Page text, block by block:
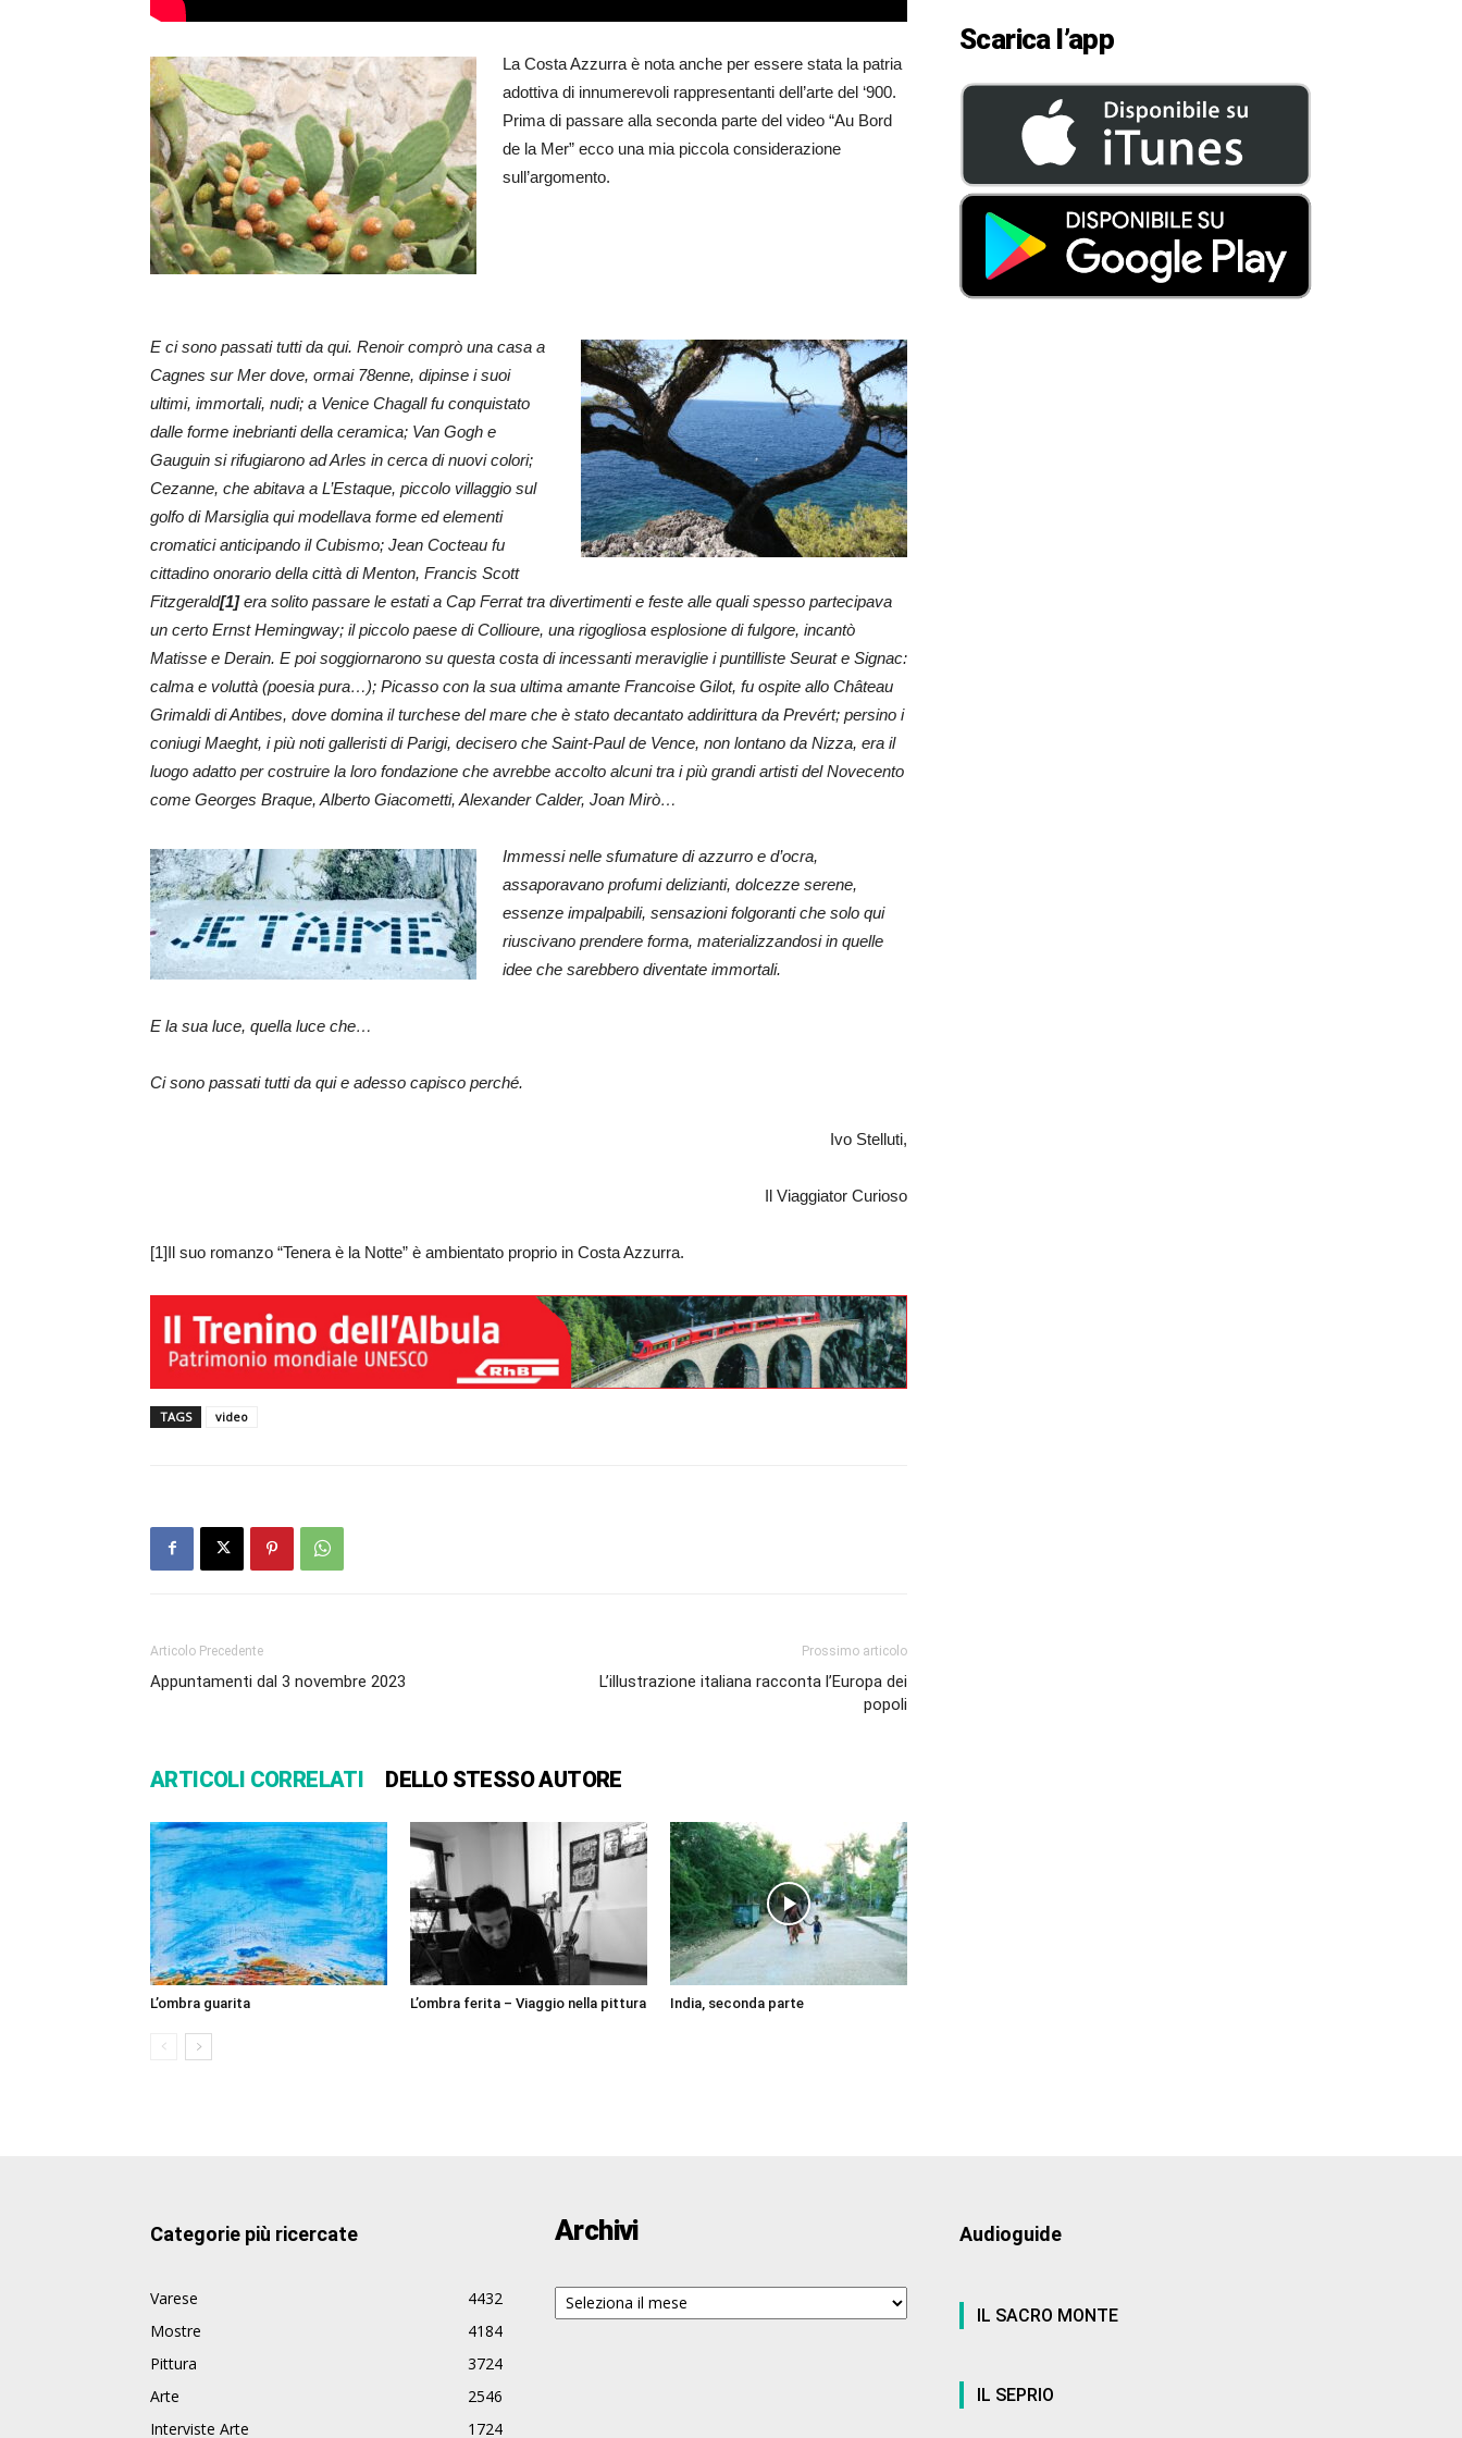
La Costa Azzurra è nota anche per essere stata la patria
adottiva di innumerevoli rappresentanti dell’arte del ‘900.
Prima di passare alla seconda parte del video “Au Bord
de la Mer” ecco una mia piccola considerazione
sull’argomento.
E ci sono passati tutti da qui. Renoir comprò una casa a
Cagnes sur Mer dove, ormai 78enne, dipinse i suoi
ultimi, immortali, nudi; a Venice Chagall fu conquistato
dalle forme inebrianti della ceramica; Van Gogh e
Gauguin si rifugiarono ad Arles in cerca di nuovi colori;
Cezanne, che abitava a L’Estaque, piccolo villaggio sul
golfo di Marsiglia qui modellava forme ed elementi
cromatici anticipando il Cubismo; Jean Cocteau fu
cittadino onorario della città di Menton, Francis Scott
Fitzgerald[1]era solito passare le estati a Cap Ferrat tra divertimenti e feste alle quali spesso partecipava
un certo Ernst Hemingway; il piccolo paese di Collioure, una rigogliosa esplosione di fulgore, incantò
Matisse e Derain. E poi soggiornarono su questa costa di incessanti meraviglie i puntilliste Seurat e Signac:
calma e voluttà (poesia pura…); Picasso con la sua ultima amante Francoise Gilot, fu ospite allo Château
Grimaldi di Antibes, dove domina il turchese del mare che è stato decantato addirittura da Prevért; persino i
coniugi Maeght, i più noti galleristi di Parigi, decisero che Saint-Paul de Vence, non lontano da Nizza, era il
luogo adatto per costruire la loro fondazione che avrebbe accolto alcuni tra i più grandi artisti del Novecento
come Georges Braque, Alberto Giacometti, Alexander Calder, Joan Mirò…
Immessi nelle sfumature di azzurro e d’ocra,
assaporavano profumi delizianti, dolcezze serene,
essenze impalpabili, sensazioni folgoranti che solo qui
riuscivano prendere forma, materializzandosi in quelle
idee che sarebbero diventate immortali.
E la sua luce, quella luce che…
Ci sono passati tutti da qui e adesso capisco perché.
Ivo Stelluti,
Il Viaggiator Curioso
[1]Il suo romanzo “Tenera è la Notte” è ambientato proprio in Costa Azzurra.
TAGS video
Articolo Precedente
Appuntamenti dal 3 novembre 2023
Prossimo articolo
L’illustrazione italiana racconta l’Europa dei
popoli
ARTICOLI CORRELATI DELLO STESSO AUTORE
L’ombra guarita L’ombra ferita – Viaggio nella pittura India, seconda parte
Scarica l’app
Categorie più ricercate
Varese
4432
Mostre
4184
Pittura
3724
Arte
2546
Interviste Arte
1724
Archivi
Archivi
Audioguide
IL SACRO MONTE
IL SEPRIO